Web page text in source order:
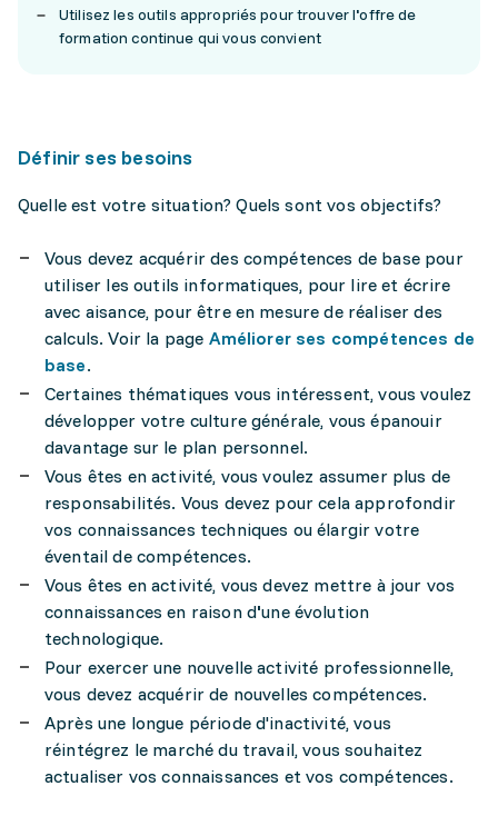
Utilisez les outils appropriés pour trouver l'offre de
formation continue qui vous convient
Définir ses besoins
Quelle est votre situation? Quels sont vos objectifs?
Vous devez acquérir des compétences de base pour
utiliser les outils informatiques, pour lire et écrire
avec aisance, pour être en mesure de réaliser des
calculs. Voir la page Améliorer ses compétences de
base.
Certaines thématiques vous intéressent, vous voulez
développer votre culture générale, vous épanouir
davantage sur le plan personnel.
Vous êtes en activité, vous voulez assumer plus de
responsabilités. Vous devez pour cela approfondir
vos connaissances techniques ou élargir votre
éventail de compétences.
Vous êtes en activité, vous devez mettre à jour vos
connaissances en raison d'une évolution
technologique.
Pour exercer une nouvelle activité professionnelle,
vous devez acquérir de nouvelles compétences.
Après une longue période d'inactivité, vous
réintégrez le marché du travail, vous souhaitez
actualiser vos connaissances et vos compétences.